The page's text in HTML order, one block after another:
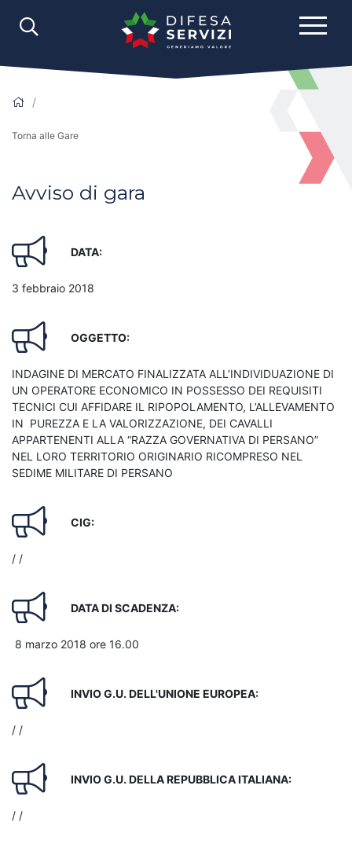
Torna alle Gare
Avviso di gara
DATA:
3 febbraio 2018
OGGETTO:
INDAGINE DI MERCATO FINALIZZATA ALL’INDIVIDUAZIONE DI
UN OPERATORE ECONOMICO IN POSSESSO DEI REQUISITI
TECNICI CUI AFFIDARE IL RIPOPOLAMENTO, L’ALLEVAMENTO
IN PUREZZA E LA VALORIZZAZIONE, DEI CAVALLI
APPARTENENTI ALLA “RAZZA GOVERNATIVA DI PERSANO”
NEL LORO TERRITORIO ORIGINARIO RICOMPRESO NEL
SEDIME MILITARE DI PERSANO
CIG:
/ /
DATA DI SCADENZA:
8 marzo 2018 ore 16.00
INVIO G.U. DELL'UNIONE EUROPEA:
/ /
INVIO G.U. DELLA REPUBBLICA ITALIANA:
/ /